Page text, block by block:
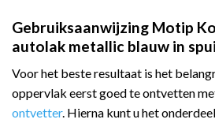
Gebruiksaanwijzing Motip
autolak metallic blauw in
Voor het beste resultaat is het
oppervlak eerst goed te ontvetten
ontvetter. Hierna kunt u het